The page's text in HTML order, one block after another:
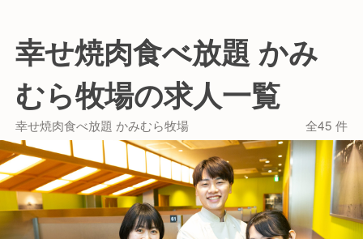
■ワタミで働く従業員は「人が良い」。仕事だけでは
ない一生ものの仲間が見つかる。
■ワタミチャレンジアワード/仲間と夢を語る会等従業
員のキャリア実現に力を入れた制度もあり、この会社
にいれば成長できそう。
幸せ焼肉食べ放題 かみ
むら牧場の求人一覧
幸せ焼肉食べ放題 かみむら牧場 全45 件